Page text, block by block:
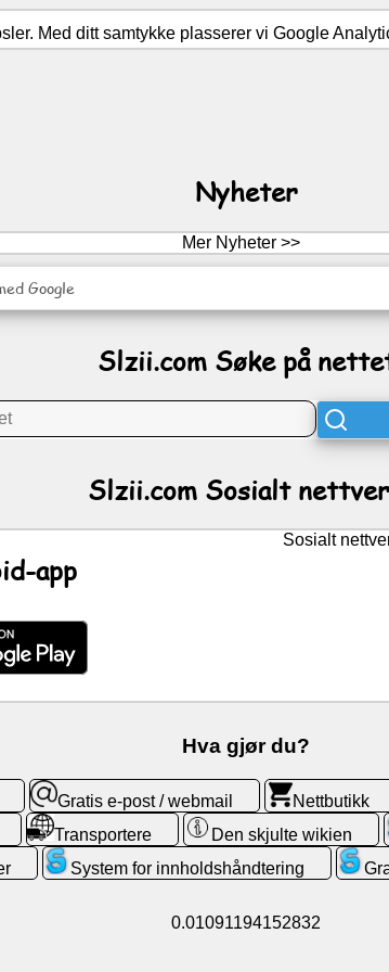
Med ditt samtykke plasserer vi Google
Nyheter
Mer Nyheter >>
Google
Slzii.com Søke på
Slzii.com Sosialt
app
Sosialt
Hva gjør du?
Gratis e-post / webmail Nettbutikk
Transportere Den skjulte wikien
System for innholdshåndtering
0.01091194152832